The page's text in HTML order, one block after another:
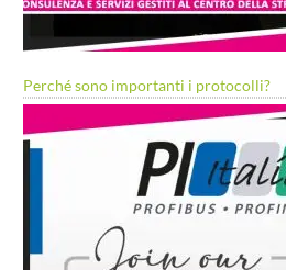
Perché sono importanti i protocolli?